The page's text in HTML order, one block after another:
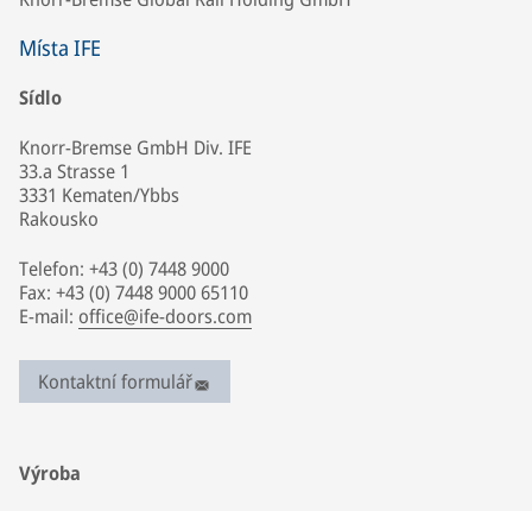
Místa IFE
Sídlo
Knorr-Bremse GmbH Div. IFE
33.a Strasse 1
3331 Kematen/Ybbs
Rakousko
Telefon: +43 (0) 7448 9000
Fax: +43 (0) 7448 9000 65110
E-mail: office@ife-doors.com
Kontaktní formulář
Výroba